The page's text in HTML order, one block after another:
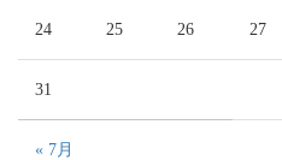
24 25 26 27
31
« 7月